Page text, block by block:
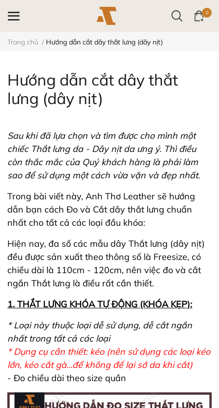
0
Trang chủ / Hướng dẫn cắt dây thắt lưng (dây nịt)
Hướng dẫn cắt dây thắt
lưng (dây nịt)
Sau khi đã lựa chọn và tìm được cho mình một
chiếc Thắt lưng da - Dây nịt da ưng ý. Thì điều
còn thắc mắc của Quý khách hàng là phải làm
sao để sử dụng một cách vừa vặn và đẹp nhất.
Trong bài viết này, Anh Thơ Leather sẽ hướng
dẫn bạn cách Đo và Cắt dây thắt lưng chuẩn
nhất cho tất cả các loại đầu khóa:
Hiện nay, đa số các mẫu dây Thắt lưng (dây nịt)
đều được sản xuất theo thông số là Freesize, có
chiều dài là 110cm - 120cm, nên việc đo và cắt
ngắn Thắt lưng là điều rất cần thiết.
1. THẮT LƯNG KHÓA TỰ ĐỘNG (KHÓA KẸP):
* Loại này thuộc loại dễ sử dụng, dễ cắt ngắn
nhất trong tất cả các loại
* Dụng cụ cần thiết: kéo (nên sử dụng các loại kéo
lớn, kéo cắt gà...để không để lại sớ da khi cắt)
- Đo chiều dài theo size quần